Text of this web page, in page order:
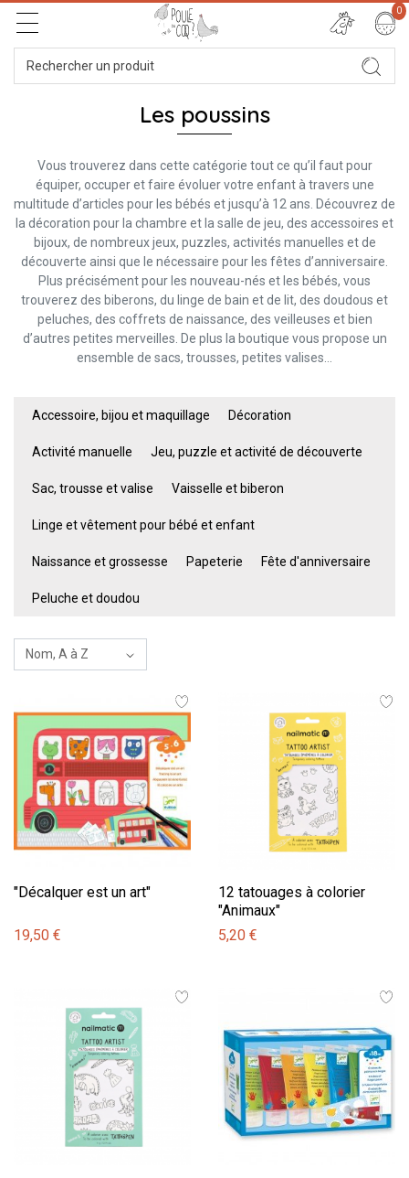
0
Les poussins
Vous trouverez dans cette catégorie tout ce qu’il faut pour
équiper, occuper et faire évoluer votre enfant à travers une
multitude d’articles pour les bébés et jusqu’à 12 ans. Découvrez de
la décoration pour la chambre et la salle de jeu, des accessoires et
bijoux, de nombreux jeux, puzzles, activités manuelles et de
découverte ainsi que le nécessaire pour les fêtes d’anniversaire.
Plus précisément pour les nouveau-nés et les bébés, vous
trouverez des biberons, du linge de bain et de lit, des doudous et
peluches, des coffrets de naissance, des veilleuses et bien
d’autres petites merveilles. De plus la boutique vous propose un
ensemble de sacs, trousses, petites valises…
Accessoire, bijou et maquillage Décoration
Activité manuelle Jeu, puzzle et activité de découverte
Sac, trousse et valise Vaisselle et biberon
Linge et vêtement pour bébé et enfant
Naissance et grossesse Papeterie Fête d'anniversaire
Peluche et doudou
"Décalquer est un art"
19,50 €
12 tatouages à colorier
"Animaux"
5,20 €